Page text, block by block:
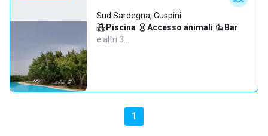
Sud Sardegna, Guspini
Piscina· Accesso animali· Bar·
e altri 3…
1